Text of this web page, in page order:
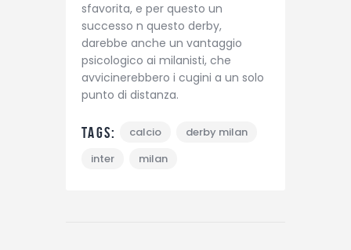
sfavorita, e per questo un
successo n questo derby,
darebbe anche un vantaggio
psicologico ai milanisti, che
avvicinerebbero i cugini a un solo
punto di distanza.
Tags: calcio
derby milan
inter
milan